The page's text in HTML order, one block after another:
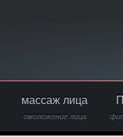
массаж лица
омоложение лица